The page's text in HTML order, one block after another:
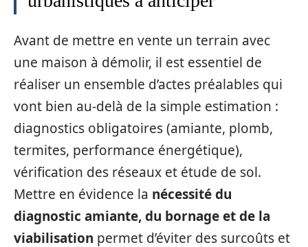
Avant de mettre en vente un terrain avec
une maison à démolir, il est essentiel de
réaliser un ensemble d’actes préalables qui
vont bien au-delà de la simple estimation :
diagnostics obligatoires (amiante, plomb,
termites, performance énergétique),
vérification des réseaux et étude de sol.
Mettre en évidence la nécessité du
diagnostic amiante, du bornage et de la
viabilisation permet d’éviter des surcoûts et